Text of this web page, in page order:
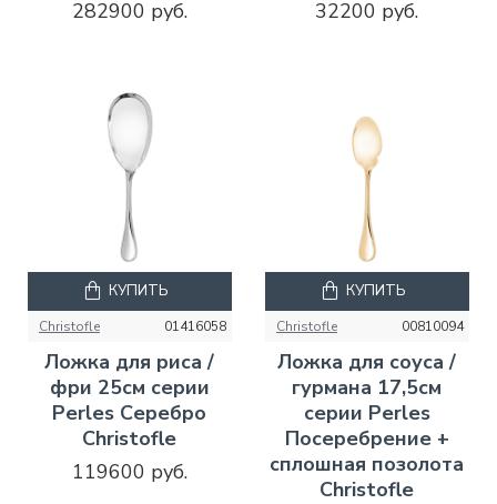
282900 руб. 32200 руб.
Christofle 01416058
Ложка для риса /
фри 25см серии
Perles Серебро
Christofle
119600 руб.
КУПИТЬ
Christofle 00810094
Ложка для соуса /
гурмана 17,5см
серии Perles
Посеребрение +
сплошная позолота
Christofle
КУПИТЬ